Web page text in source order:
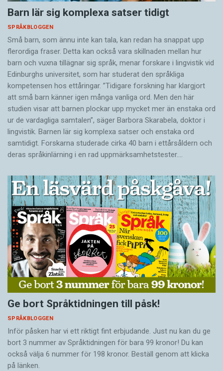
Barn lär sig komplexa satser tidigt
SPRÅKBLOGGEN
Små barn, som ännu inte kan tala, kan redan ha snappat upp
flerordiga fraser. Detta kan också vara skillnaden mellan hur
barn och vuxna tillägnar sig språk, menar forskare i lingvistik vid
Edinburghs universitet, som har studerat den språkliga
kompetensen hos ettåringar. ”Tidigare forskning har klargjort
att små barn känner igen många vanliga ord. Men den här
studien visar att barnen plockar upp mycket mer än enstaka ord
ur de vardagliga samtalen”, säger Barbora Skarabela, doktor i
lingvistik. Barnen lär sig komplexa satser och enstaka ord
samtidigt. Forskarna studerade cirka 40 barn i ettårsåldern och
deras språkinlärning i en rad uppmärksamhetstester.…
Ge bort Språktidningen till påsk!
SPRÅKBLOGGEN
Inför påsken har vi ett riktigt fint erbjudande. Just nu kan du ge
bort 3 nummer av Språktidningen för bara 99 kronor! Du kan
också välja 6 nummer för 198 kronor. Beställ genom att klicka
på länken.